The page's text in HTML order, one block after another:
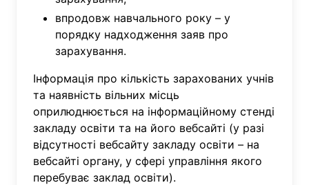
впродовж навчального року – у
порядку надходження заяв про
зарахування.
Інформація про кількість зарахованих учнів
та наявність вільних місць
оприлюднюється на інформаційному стенді
закладу освіти та на його вебсайті (у разі
відсутності вебсайту закладу освіти – на
вебсайті органу, у сфері управління якого
перебуває заклад освіти).